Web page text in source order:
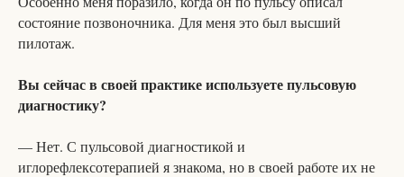
состояние позвоночника. Для меня это был высший
пилотаж.
Вы сейчас в своей практике используете пульсовую
диагностику?
— Нет. С пульсовой диагностикой и
иглорефлексотерапией я знакома, но в своей работе их не